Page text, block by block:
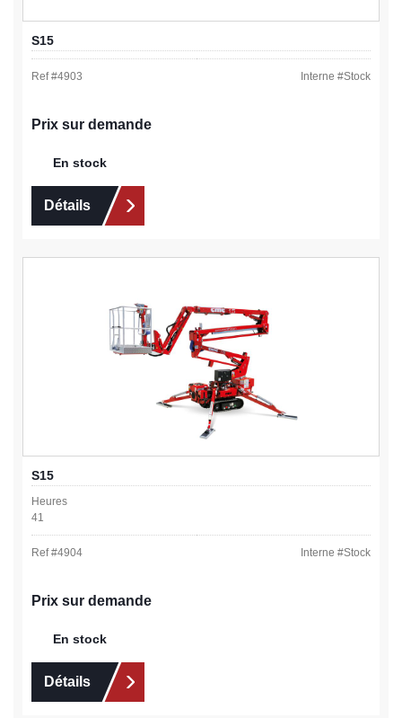
S15
Ref #4903 Interne #Stock
Prix sur demande
En stock
Détails
S15
Heures
41
Ref #4904 Interne #Stock
Prix sur demande
En stock
Détails